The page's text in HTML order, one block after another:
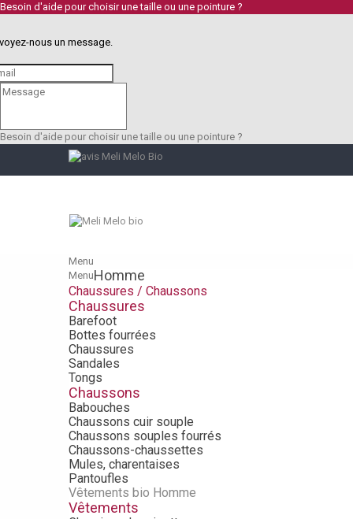
Besoin d'aide pour choisir une taille ou une pointure ?
nous un message.
Besoin d'aide pour choisir une taille ou une pointure ?
Menu
MenuHomme
Chaussures / Chaussons
Chaussures
Barefoot
Bottes fourrées
Chaussures
Sandales
Tongs
Chaussons
Babouches
Chaussons cuir souple
Chaussons souples fourrés
Chaussons-chaussettes
Mules, charentaises
Pantoufles
Vêtements bio Homme
Vêtements